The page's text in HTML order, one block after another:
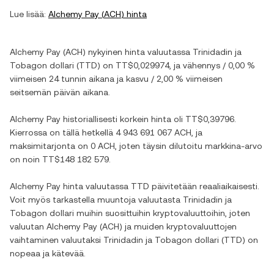
Lue lisää: Alchemy Pay (ACH) hinta
Alchemy Pay (ACH) nykyinen hinta valuutassa Trinidadin ja
Tobagon dollari (TTD) on TT$0,029974, ja vähennys / 0,00 %
viimeisen 24 tunnin aikana ja kasvu / 2,00 % viimeisen
seitsemän päivän aikana.
Alchemy Pay historiallisesti korkein hinta oli TT$0,39796
Kierrossa on tällä hetkellä 4 943 691 067 ACH , ja
maksimitarjonta on 0 ACH , joten täysin dilutoitu markkina-arvo
on noin TT$148 182 579
Alchemy Pay hinta valuutassa TTD päivitetään reaaliaikaisesti.
Voit myös tarkastella muuntoja valuutasta Trinidadin ja
Tobagon dollari muihin suosittuihin kryptovaluuttoihin, joten
valuutan Alchemy Pay (ACH) ja muiden kryptovaluuttojen
vaihtaminen valuutaksi Trinidadin ja Tobagon dollari (TTD) on
nopeaa ja kätevää.